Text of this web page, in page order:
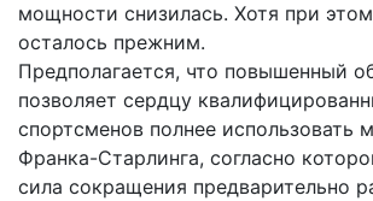
мощности снизилась. Хотя при
осталось прежним.
Предполагается, что повышенный
позволяет сердцу
спортсменов полнее использовать
Франка-Старлинга, согласно
сила сокращения предварительно